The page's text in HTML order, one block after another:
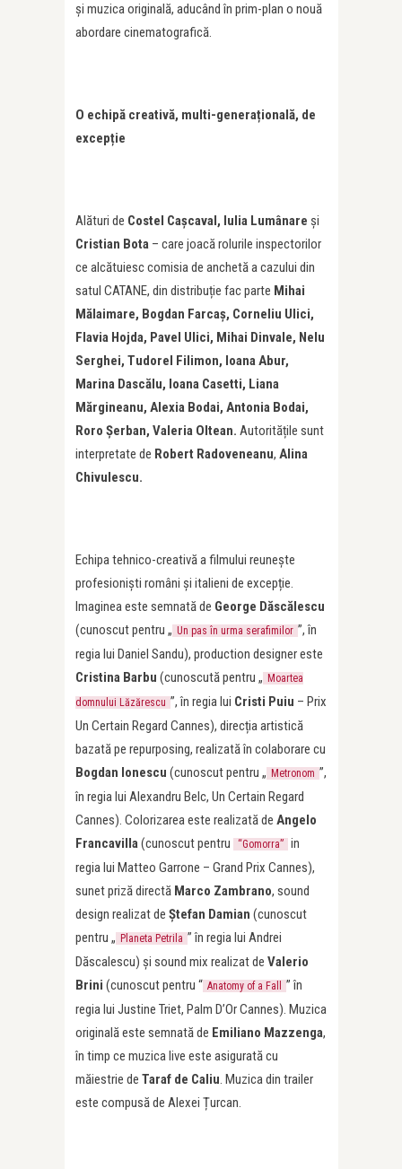
și muzica originală, aducând în prim-plan o nouă
abordare cinematografică.
O echipă creativă, multi-generațională, de
excepție
Alături de Costel Cașcaval, Iulia Lumânare și
Cristian Bota – care joacă rolurile inspectorilor
ce alcătuiesc comisia de anchetă a cazului din
satul CATANE, din distribuție fac parte Mihai
Mălaimare, Bogdan Farcaș, Corneliu Ulici,
Flavia Hojda, Pavel Ulici, Mihai Dinvale, Nelu
Serghei, Tudorel Filimon, Ioana Abur,
Marina Dascălu, Ioana Casetti, Liana
Mărgineanu, Alexia Bodai, Antonia Bodai,
Roro Șerban, Valeria Oltean. Autoritățile sunt
interpretate de Robert Radoveneanu, Alina
Chivulescu.
Echipa tehnico-creativă a filmului reunește
profesioniști români și italieni de excepție.
Imaginea este semnată de George Dăscălescu
(cunoscut pentru „ Un pas în urma serafimilor ”, în
regia lui Daniel Sandu), production designer este
Cristina Barbu (cunoscută pentru „ Moartea
domnului Lăzărescu ”, în regia lui Cristi Puiu – Prix
Un Certain Regard Cannes), direcția artistică
bazată pe repurposing, realizată în colaborare cu
Bogdan Ionescu (cunoscut pentru „ Metronom ”,
în regia lui Alexandru Belc, Un Certain Regard
Cannes). Colorizarea este realizată de Angelo
Francavilla(cunoscut pentru “Gomorra” in
regia lui Matteo Garrone – Grand Prix Cannes),
sunet priză directă Marco Zambrano, sound
design realizat de Ștefan Damian (cunoscut
pentru „ Planeta Petrila ” în regia lui Andrei
Dăscalescu) și sound mix realizat de Valerio
Brini (cunoscut pentru “ Anatomy of a Fall
” în
regia lui Justine Triet, Palm D’Or Cannes). Muzica
originală este semnată de Emiliano Mazzenga,
în timp ce muzica live este asigurată cu
măiestrie de Taraf de Caliu. Muzica din trailer
este compusă de Alexei Țurcan.